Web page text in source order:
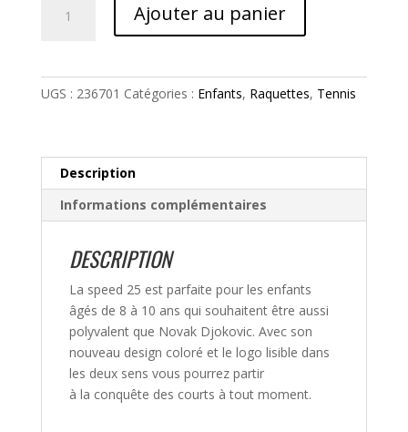
Ajouter au panier
UGS : 236701 Catégories : Enfants, Raquettes, Tennis
Description
Informations complémentaires
DESCRIPTION
La speed 25 est parfaite pour les enfants
âgés de 8 à 10 ans qui souhaitent être aussi
polyvalent que Novak Djokovic. Avec son
nouveau design coloré et le logo lisible dans
les deux sens vous pourrez partir
à la conquête des courts à tout moment.